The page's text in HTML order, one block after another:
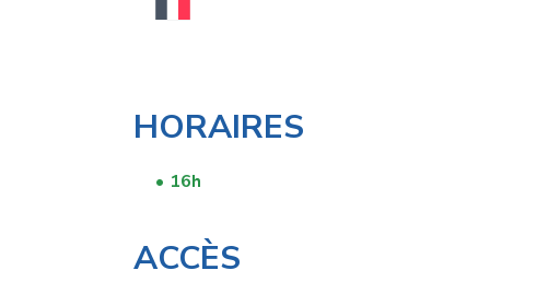
HORAIRES
16h
ACCÈS